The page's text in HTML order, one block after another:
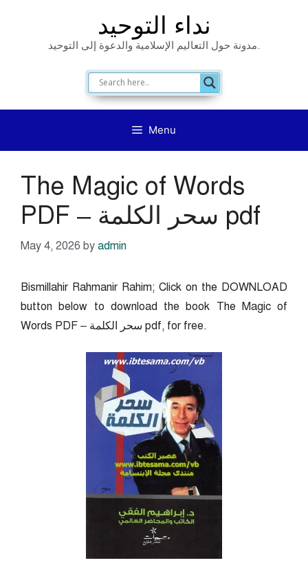
نداء التوحيد
مدونة حول التعاليم الإسلامية والدعوة إلى التوحيد.
Menu
The Magic of Words
PDF – سحر الكلمة pdf
May 4, 2026 by admin
Bismillahir Rahmanir Rahim; Click on the DOWNLOAD
button below to download the book The Magic of
Words PDF – سحر الكلمة pdf, for free.